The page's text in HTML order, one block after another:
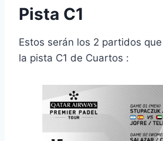
Pista C1
Estos serán los 2 partidos
la pista C1 de Cuartos :